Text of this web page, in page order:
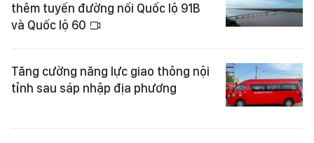
thêm tuyến đường nối Quốc lộ 91B
và Quốc lộ 60
Tăng cường năng lực giao thông nội
tỉnh sau sáp nhập địa phương